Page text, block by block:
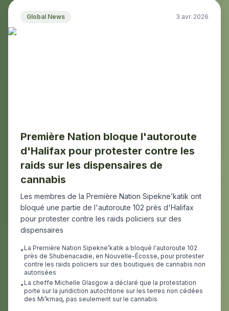
Global News 3 avr. 2026
Première Nation bloque l'autoroute
d'Halifax pour protester contre les
raids sur les dispensaires de
cannabis
Les membres de la Première Nation Sipekne’katik ont
bloqué une partie de l'autoroute 102 près d'Halifax
pour protester contre les raids policiers sur des
dispensaires
•La Première Nation Sipekne’katik a bloqué l'autoroute 102
près de Shubenacadie, en Nouvelle-Écosse, pour protester
contre les raids policiers sur des boutiques de cannabis non
autorisées
•La cheffe Michelle Glasgow a déclaré que la protestation
porte sur la juridiction autochtone sur les terres non cédées
des Mi’kmaq, pas seulement sur le cannabis